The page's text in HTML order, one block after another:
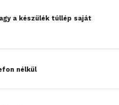
a készülék túllép saját
nélkül